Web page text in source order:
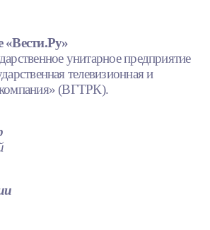
«Вести.Ру»
унитарное предприятие
телевизионная и
(ВГТРК).